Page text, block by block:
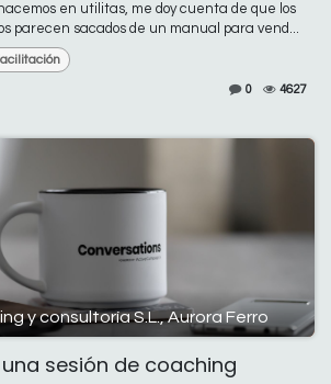
en utilitas, me doy cuenta de que los
parecen sacados de un manual para vend...
0 4627
y consultoría S.L., Aurora Ferro
sesión de coaching